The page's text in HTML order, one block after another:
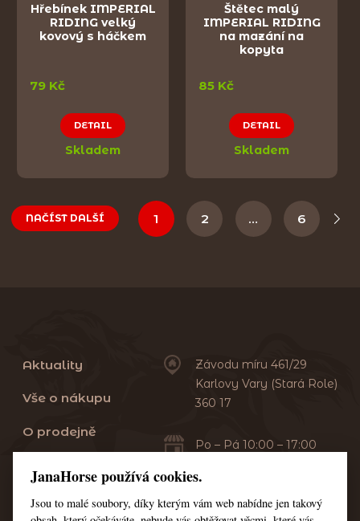
Hřebínek IMPERIAL
RIDING velký
kovový s háčkem
79 Kč
DETAIL
Skladem
Štětec malý
IMPERIAL RIDING
na mazání na
kopyta
85 Kč
DETAIL
Skladem
NAČÍST DALŠÍ 1 2 … 6
Aktuality
Vše o nákupu
O prodejně
Servis
Závodu míru 461/29
Karlovy Vary (Stará Role)
360 17
Po – Pá 10:00 – 17:00
+420 353 549 410
JanaHorse používá cookies.
Jsou to malé soubory, díky kterým vám web nabídne jen takový